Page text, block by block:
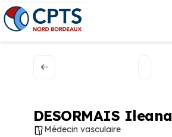
DESORMAIS Ileana
Médecin vasculaire